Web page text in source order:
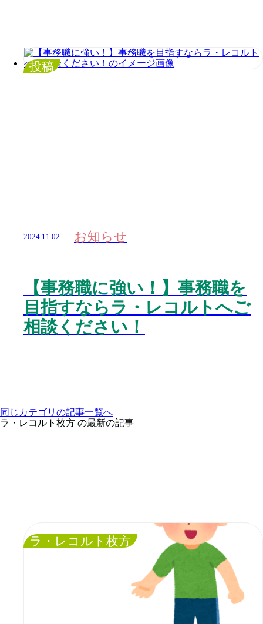
投稿
2024.11.02 お知らせ
【事務職に強い！】事務職を
目指すならラ・レコルトへご
相談ください！
同じカテゴリの記事⼀覧へ
ラ・レコルト枚方 の最新の記事
ラ・レコルト枚方